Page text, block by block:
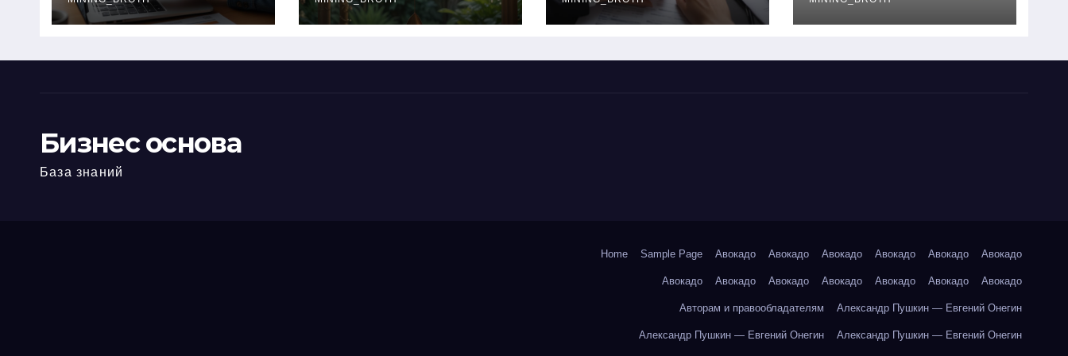
офис: порядок,
требования и
колокольчиков
ставки и
требования к
руководство
Бизнес основа
База знаний
Home Sample Page Авокадо Авокадо Авокадо Авокадо Авокадо Авокадо
Авокадо Авокадо Авокадо Авокадо Авокадо Авокадо Авокадо
Авторам и правообладателям Александр Пушкин — Евгений Онегин
Александр Пушкин — Евгений Онегин Александр Пушкин — Евгений Онегин